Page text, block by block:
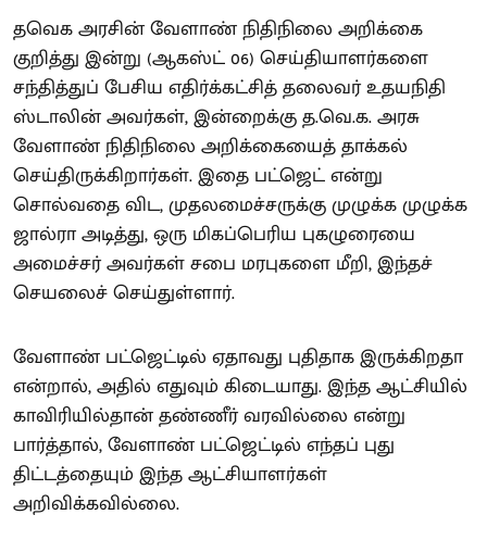
தவெக அரசின் வேளாண் நிதிநிலை அறிக்கை
குறித்து இன்று (ஆகஸ்ட் 06) செய்தியாளர்களை
சந்தித்துப் பேசிய எதிர்க்கட்சித் தலைவர் உதயநிதி
ஸ்டாலின் அவர்கள், இன்றைக்கு த.வெ.க. அரசு
வேளாண் நிதிநிலை அறிக்கையைத் தாக்கல்
செய்திருக்கிறார்கள். இதை பட்ஜெட் என்று
சொல்வதை விட, முதலமைச்சருக்கு முழுக்க முழுக்க
ஜால்ரா அடித்து, ஒரு மிகப்பெரிய புகழுரையை
அமைச்சர் அவர்கள் சபை மரபுகளை மீறி, இந்தச்
செயலைச் செய்துள்ளார்.
வேளாண் பட்ஜெட்டில் ஏதாவது புதிதாக இருக்கிறதா
என்றால், அதில் எதுவும் கிடையாது. இந்த ஆட்சியில்
காவிரியில்தான் தண்ணீர் வரவில்லை என்று
பார்த்தால், வேளாண் பட்ஜெட்டில் எந்தப் புது
திட்டத்தையும் இந்த ஆட்சியாளர்கள்
அறிவிக்கவில்லை.